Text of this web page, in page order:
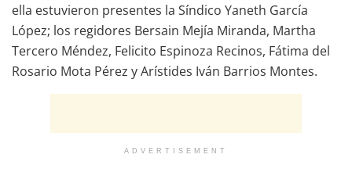
ella estuvieron presentes la Síndico Yaneth García
López; los regidores Bersain Mejía Miranda, Martha
Tercero Méndez, Felicito Espinoza Recinos, Fátima del
Rosario Mota Pérez y Arístides Iván Barrios Montes.
ADVERTISEMENT